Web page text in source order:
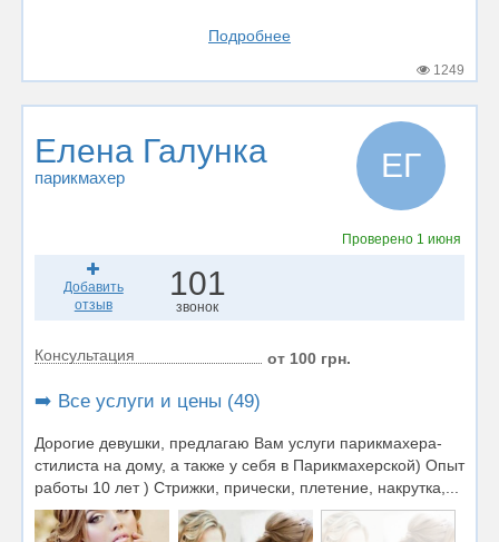
Подробнее
1249
Елена Галунка
парикмахер ЕГ
Проверено 1 июня
Добавить
отзыв
101
звонок
Консультация от 100 грн.
➡️ Все услуги и цены (49)
Дорогие девушки, предлагаю Вам услуги парикмахера-
стилиста на дому, а также у себя в Парикмахерской) Опыт
работы 10 лет ) Стрижки, прически, плетение, накрутка,...